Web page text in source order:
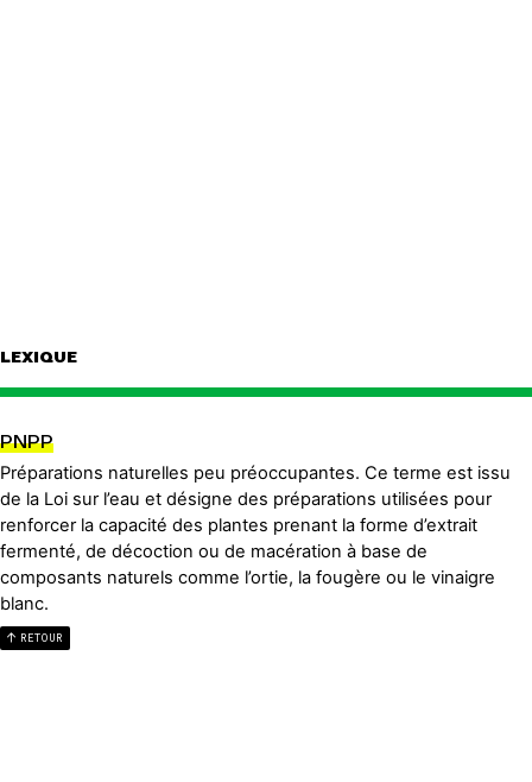
LEXIQUE
PNPP
Préparations naturelles peu préoccupantes. Ce terme est issu
de la Loi sur l’eau et désigne des préparations utilisées pour
renforcer la capacité des plantes prenant la forme d’extrait
fermenté, de décoction ou de macération à base de
composants naturels comme l’ortie, la fougère ou le vinaigre
blanc.
RETOUR